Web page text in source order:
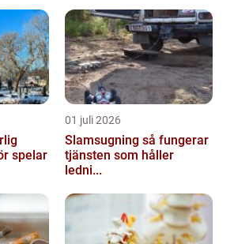
01 juli 2026
Slamsugning så fungerar
tjänsten som håller
ledni...